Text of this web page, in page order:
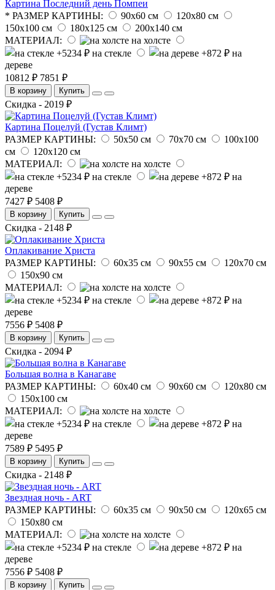
Картина Последний день Помпеи
* РАЗМЕР КАРТИНЫ:
90х60 см
120х80 см
150х100 см
180х125 см
200х140 см
МАТЕРИАЛ:
на холсте
на стекле
на
дереве
10812 ₽ 7851 ₽
В корзину Купить
Скидка - 2019 ₽
Картина Поцелуй (Густав Климт)
РАЗМЕР КАРТИНЫ:
50х50 см 70х70 см
100х100
см
120х120 см
МАТЕРИАЛ:
на холсте
на стекле
на
дереве
7427 ₽ 5408 ₽
В корзину Купить
Скидка - 2148 ₽
Оплакивание Христа
РАЗМЕР КАРТИНЫ:
60х35 см 90х55 см
120х70 см
150х90 см
МАТЕРИАЛ:
на холсте
на стекле
на
дереве
7556 ₽ 5408 ₽
В корзину Купить
Скидка - 2094 ₽
Большая волна в Канагаве
РАЗМЕР КАРТИНЫ:
60х40 см 90х60 см
120х80 см
150х100 см
МАТЕРИАЛ:
на холсте
на стекле
на
дереве
7589 ₽ 5495 ₽
В корзину Купить
Скидка - 2148 ₽
Звездная ночь - ART
РАЗМЕР КАРТИНЫ:
60х35 см 90х50 см
120х65 см
150х80 см
МАТЕРИАЛ:
на холсте
на стекле
на
дереве
7556 ₽ 5408 ₽
В корзину Купить